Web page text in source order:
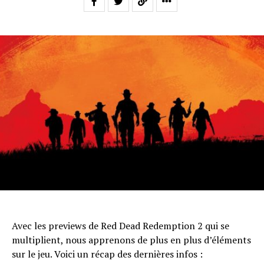
Avec les previews de Red Dead Redemption 2 qui se
multiplient, nous apprenons de plus en plus d’éléments
sur le jeu. Voici un récap des dernières infos :